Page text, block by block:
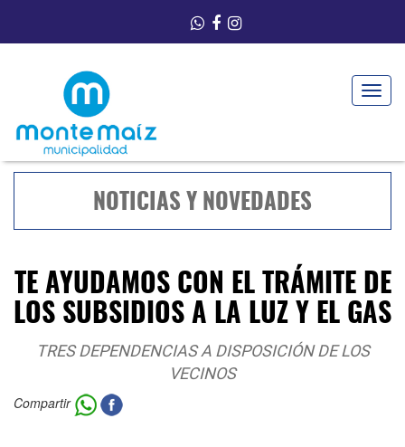
Toggle
NOTICIAS Y NOVEDADES
TE AYUDAMOS CON EL TRÁMITE DE
LOS SUBSIDIOS A LA LUZ Y EL GAS
TRES DEPENDENCIAS A DISPOSICIÓN DE LOS
VECINOS
Compartir